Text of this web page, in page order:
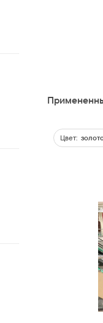
Цвет: